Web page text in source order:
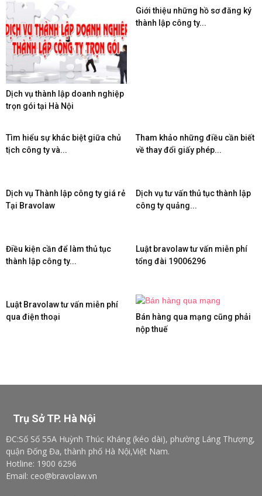
Dịch vụ thành lập doanh nghiệp
trọn gói tại Hà Nội
Giới thiệu những hồ sơ đăng ký
thành lập công ty...
Tìm hiểu sự khác biệt giữa chủ
tịch công ty và...
Tham khảo những điều cần biết
về thay đổi giấy phép...
Dịch vụ Thành lập công ty giá rẻ
Tại Bravolaw
Dịch vụ tư vấn thủ tục thành lập
công ty quảng...
Điều kiện cần để làm thủ tục
thành lập công ty...
Luật bravolaw tư vấn miễn phí
tổng đài 19006296
Luật Bravolaw tư vấn miễn phí
qua điện thoại
Bán hàng qua mạng cũng phải
nộp thuế
Trụ Sở TP. Hà Nội
ĐC:Số Số 55A Huỳnh Thúc Kháng (kéo dài), phường Láng Thượng,
quận Đống Đa, thành phố Hà Nội,Việt Nam.
Hotline: 1900 6296
Email: ceo@bravolaw.vn